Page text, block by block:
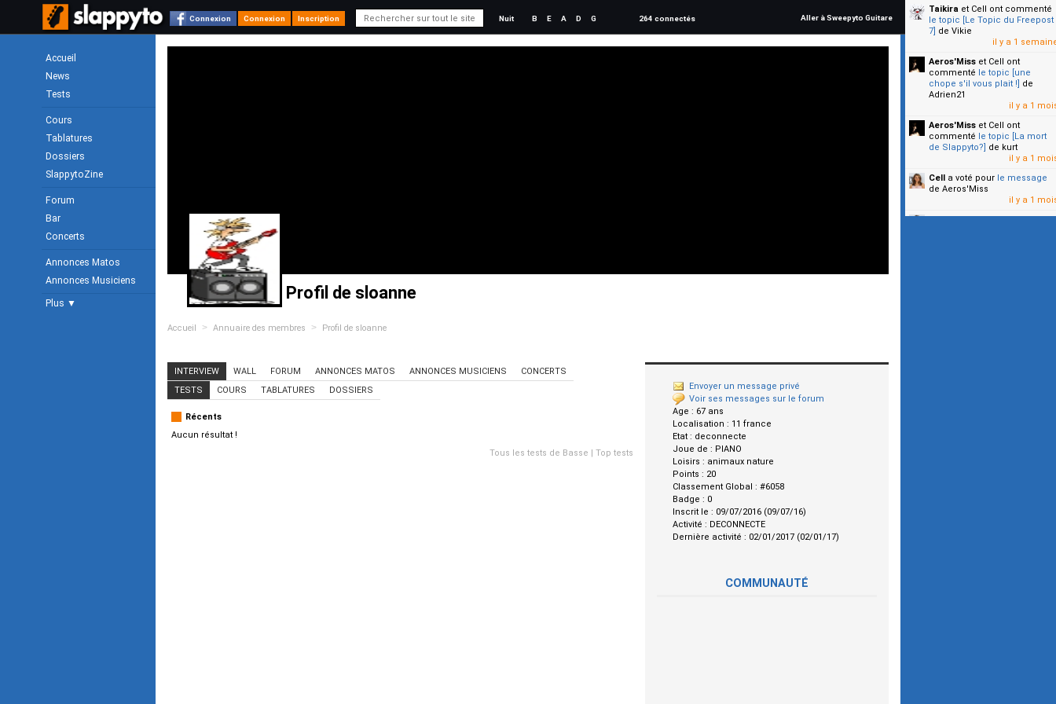
Connexion Connexion Inscription Nuit B E A D G 264 connectés Aller à Sweepyto Guitare
Accueil
News
Tests
Cours
Tablatures
Dossiers
SlappytoZine
Forum
Bar
Concerts
Annonces Matos
Annonces Musiciens
Plus ▼
Profil de sloanne
Accueil > Annuaire des membres > Profil de sloanne
Envoyer un message privé
Voir ses messages sur le forum
Age : 67 ans
Localisation : 11 france
Etat : deconnecte
Joue de : PIANO
Loisirs : animaux nature
Points : 20
Classement Global : #6058
Badge : 0
Inscrit le : 09/07/2016 (09/07/16)
Activité : DECONNECTE
Dernière activité : 02/01/2017 (02/01/17)
COMMUNAUTÉ
INTERVIEW WALL FORUM ANNONCES MATOS ANNONCES MUSICIENS
CONCERTS
TESTS
COURS TABLATURES DOSSIERS
Récents
Aucun résultat !
Tous les tests de Basse | Top tests
Taikira et Cell ont commenté
le topic [Le Topic du Freepost
7] de Vikie
il y a 1
Aeros'Miss et Cell ont
commenté le topic [une
chope s'il vous plait !] de
Adrien21
il y a 1
Aeros'Miss et Cell ont
commenté le topic [La mort
de Slappyto?] de kurt
il y a 1
Cell a voté pour le message
de Aeros'Miss
il y a 1
Cella voté pourle message